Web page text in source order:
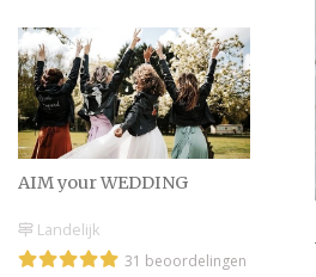
AIM your WEDDING
Landelijk
31 beoordelingen